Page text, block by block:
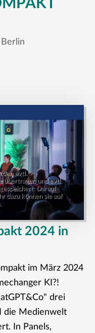
Berlin
evtl.
übertragen und evtl.
Darauf
dazu können sie auf
2024 in
im März 2024
KI?!
drei
die Medienwelt
In Panels,